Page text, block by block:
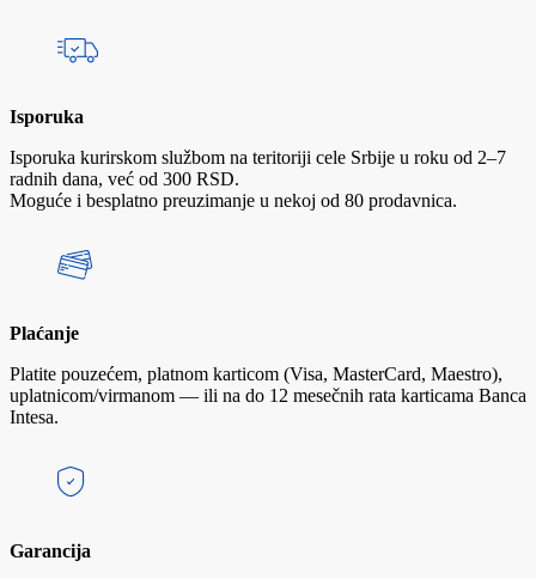
Isporuka
Isporuka kurirskom službom na teritoriji cele Srbije u roku od 2–7
radnih dana, već od 300 RSD.
Moguće i besplatno preuzimanje u nekoj od 80 prodavnica.
Plaćanje
Platite pouzećem, platnom karticom (Visa, MasterCard, Maestro),
uplatnicom/virmanom — ili na do 12 mesečnih rata karticama Banca
Intesa.
Garancija